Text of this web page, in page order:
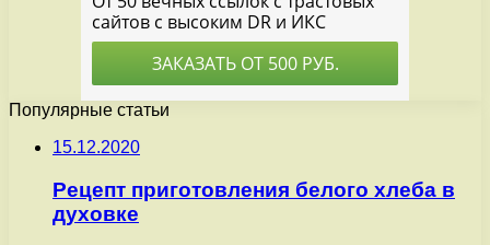
Популярные статьи
15.12.2020
Рецепт приготовления белого хлеба в
духовке